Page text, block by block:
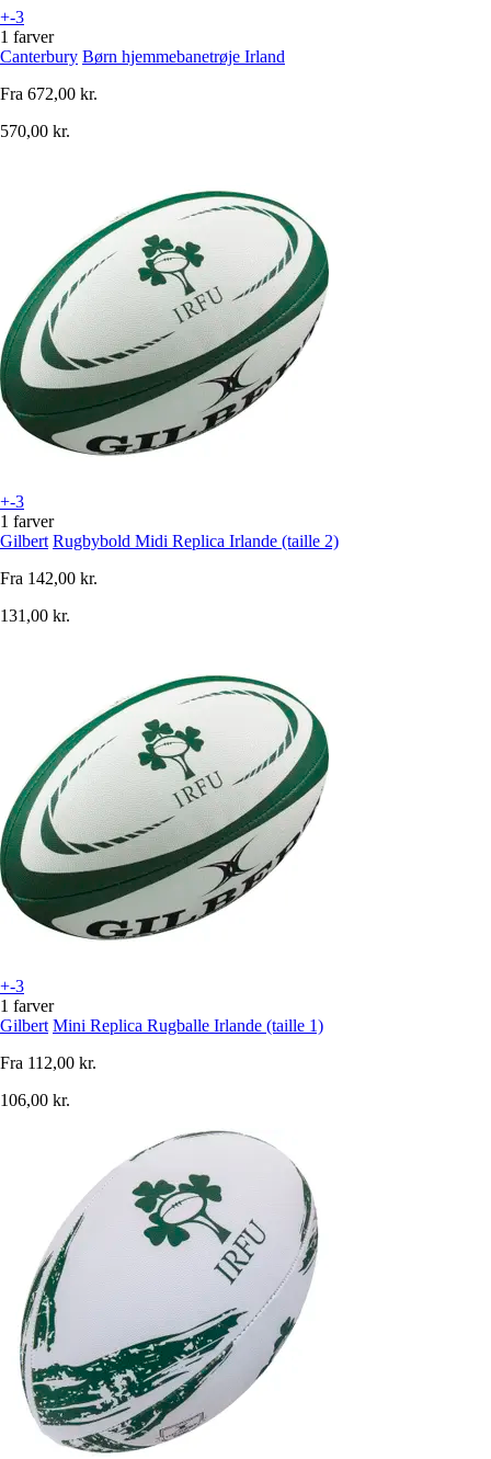
+-3
1 farver
Canterbury Børn hjemmebanetrøje Irland
Fra 672,00 kr.
570,00 kr.
+-3
1 farver
Gilbert Rugbybold Midi Replica Irlande (taille 2)
Fra 142,00 kr.
131,00 kr.
+-3
1 farver
Gilbert Mini Replica Rugballe Irlande (taille 1)
Fra 112,00 kr.
106,00 kr.